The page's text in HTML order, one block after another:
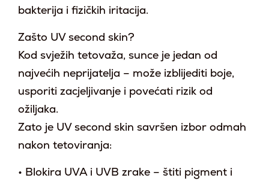
bakterija i fizičkih iritacija.
Zašto UV second skin?
Kod svježih tetovaža, sunce je jedan od
najvećih neprijatelja – može izblijediti boje,
usporiti zacjeljivanje i povećati rizik od
ožiljaka.
Zato je UV second skin savršen izbor odmah
nakon tetoviranja:
• Blokira UVA i UVB zrake – štiti pigment i